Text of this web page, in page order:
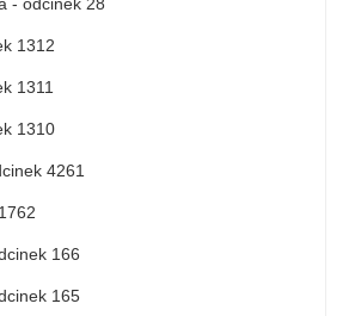
1312
1311
1310
4261
166
165